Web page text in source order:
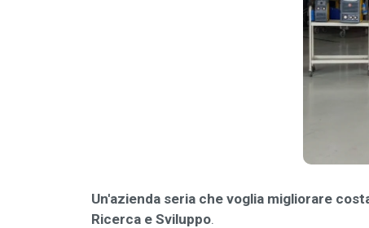
Un'azienda seria che voglia migliorare
Ricerca e Sviluppo